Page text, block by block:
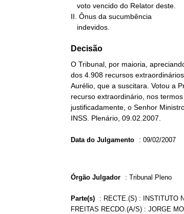
II. Ônus da sucumbência
   indevidos.
Decisão
O Tribunal, por maioria,
dos 4.908 recursos
Aurélio, que a suscitara. Votou a
recurso extraordinário, nos
justificadamente, o Senhor
INSS. Plenário, 09.02.2007.
Data do Julgamento : 09/02/2007
Órgão Julgador : Tribunal Pleno
Parte(s) : RECTE.(S) : INSTITUTO
FREITAS RECDO.(A/S) : JORGE